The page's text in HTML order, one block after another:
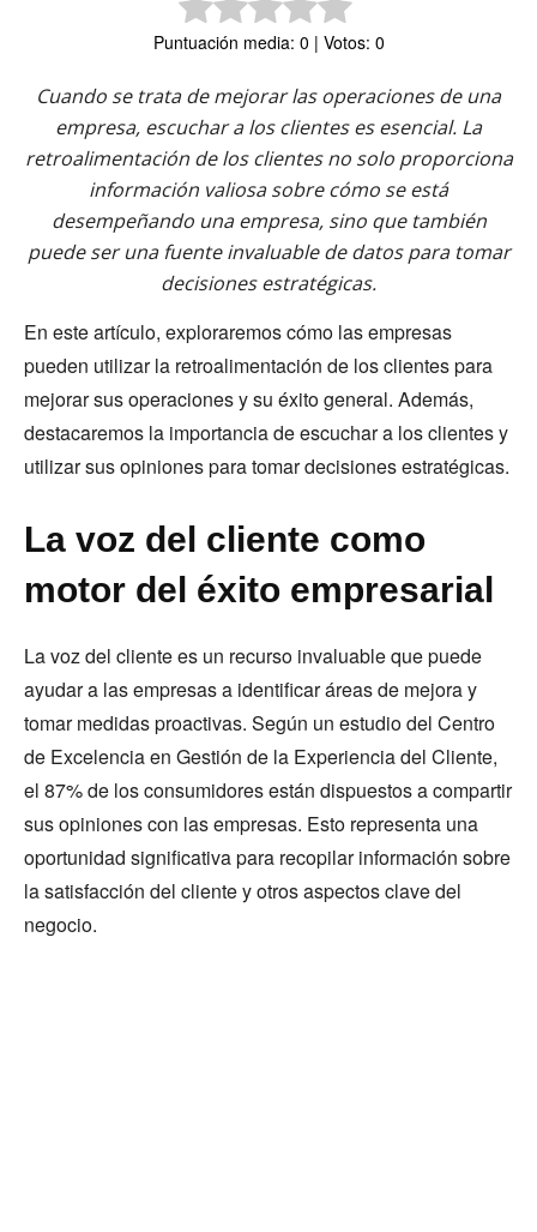
Puntuación media: 0 | Votos: 0
Cuando se trata de mejorar las operaciones de una
empresa, escuchar a los clientes es esencial. La
retroalimentación de los clientes no solo proporciona
información valiosa sobre cómo se está
desempeñando una empresa, sino que también
puede ser una fuente invaluable de datos para tomar
decisiones estratégicas.
En este artículo, exploraremos cómo las empresas
pueden utilizar la retroalimentación de los clientes para
mejorar sus operaciones y su éxito general. Además,
destacaremos la importancia de escuchar a los clientes y
utilizar sus opiniones para tomar decisiones estratégicas.
La voz del cliente como
motor del éxito empresarial
La voz del cliente es un recurso invaluable que puede
ayudar a las empresas a identificar áreas de mejora y
tomar medidas proactivas. Según un estudio del Centro
de Excelencia en Gestión de la Experiencia del Cliente,
el 87% de los consumidores están dispuestos a compartir
sus opiniones con las empresas. Esto representa una
oportunidad significativa para recopilar información sobre
la satisfacción del cliente y otros aspectos clave del
negocio.